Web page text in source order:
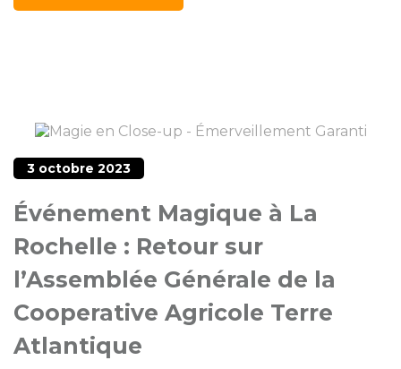
3 octobre 2023
Événement Magique à La
Rochelle : Retour sur
l’Assemblée Générale de la
Cooperative Agricole Terre
Atlantique